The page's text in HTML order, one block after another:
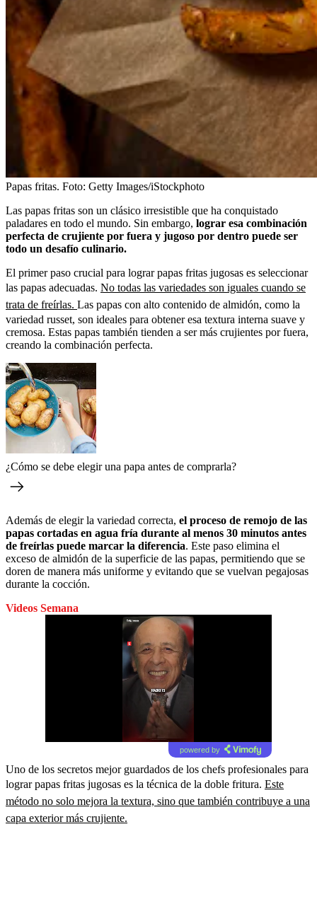
Papas fritas. Foto: Getty Images/iStockphoto
Las papas fritas son un clásico irresistible que ha conquistado
paladares en todo el mundo. Sin embargo, lograr esa combinación
perfecta de crujiente por fuera y jugoso por dentro puede ser
todo un desafío culinario.
El primer paso crucial para lograr papas fritas jugosas es seleccionar
las papas adecuadas. No todas las variedades son iguales cuando se
trata de freírlas. Las papas con alto contenido de almidón, como la
variedad russet, son ideales para obtener esa textura interna suave y
cremosa. Estas papas también tienden a ser más crujientes por fuera,
creando la combinación perfecta.
¿Cómo se debe elegir una papa antes de comprarla?
Además de elegir la variedad correcta, el proceso de remojo de las
papas cortadas en agua fría durante al menos 30 minutos antes
de freírlas puede marcar la diferencia. Este paso elimina el
exceso de almidón de la superficie de las papas, permitiendo que se
doren de manera más uniforme y evitando que se vuelvan pegajosas
durante la cocción.
Videos Semana
powered by
Uno de los secretos mejor guardados de los chefs profesionales para
lograr papas fritas jugosas es la técnica de la doble fritura. Este
método no solo mejora la textura, sino que también contribuye a una
capa exterior más crujiente.